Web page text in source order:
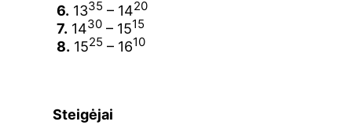
6. 1335 – 1420
7. 1430 – 1515
8. 1525 – 1610
Steigėjai